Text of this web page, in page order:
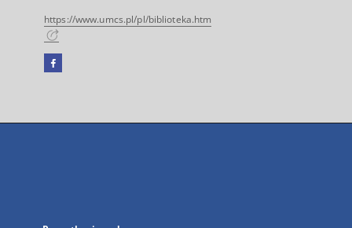
https://www.umcs.pl/pl/biblioteka.htm
Facebook
open